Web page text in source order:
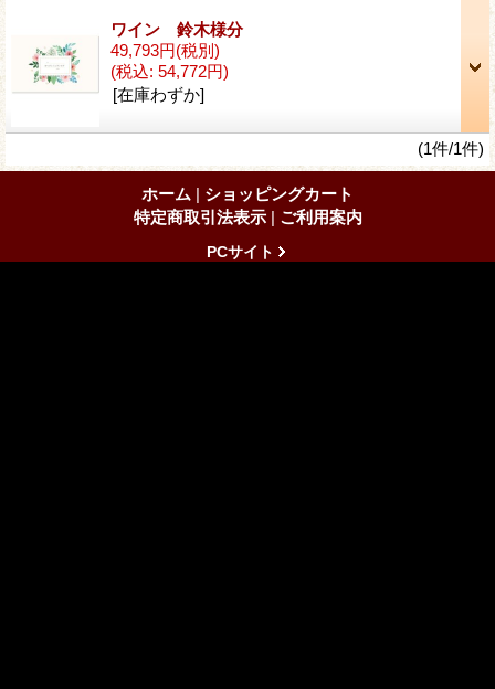
ワイン 鈴木様分
49,793円(税別)
(税込: 54,772円)
[在庫わずか]
(1件/1件)
ホーム | ショッピングカート
特定商取引法表示 | ご利用案内
PCサイト